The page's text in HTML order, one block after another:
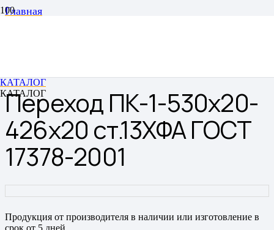
КАТАЛОГ
КАТАЛОГ
Главная
Переход ПК-1-530х20-
426х20 ст.13ХФА ГОСТ
17378-2001
Продукция от производителя в наличии или изготовление в